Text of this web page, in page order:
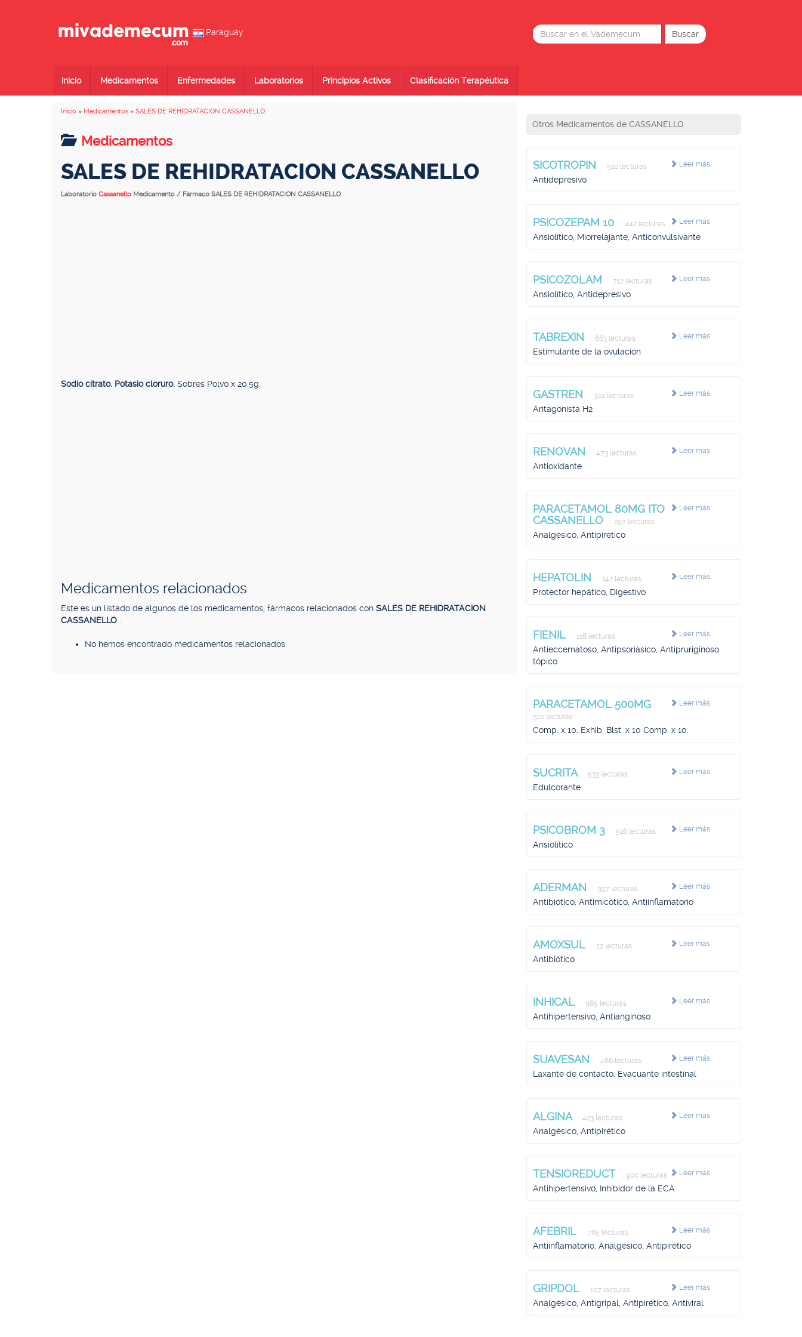
Paraguay
Inicio Medicamentos Enfermedades Laboratorios Principios Activos Clasificación Terapéutica
Inicio » Medicamentos » SALES DE REHIDRATACION CASSANELLO
Medicamentos
SALES DE REHIDRATACION CASSANELLO
Laboratorio Cassanello Medicamento / Fármaco SALES DE REHIDRATACION CASSANELLO
Sodio citrato. Potasio cloruro. Sobres Polvo x 20.5g.
Medicamentos relacionados
Este es un listado de algunos de los medicamentos, fármacos relacionados con SALES DE REHIDRATACION
CASSANELLO
No hemos encontrado medicamentos relacionados.
Otros Medicamentos de CASSANELLO
Leer más
SICOTROPIN 510 lecturas
Antidepresivo
Leer más
PSICOZEPAM 10 442 lecturas
Ansiolítico, Miorrelajante, Anticonvulsivante
Leer más
PSICOZOLAM 712 lecturas
Ansiolítico, Antidepresivo
Leer más
TABREXIN 663 lecturas
Estimulante de la ovulación
Leer más
GASTREN 324 lecturas
Antagonista H2
Leer más
RENOVAN 473 lecturas
Antioxidante
Leer más
PARACETAMOL 80MG ITO
CASSANELLO
297 lecturas
Analgésico, Antipirético
Leer más
HEPATOLIN 142 lecturas
Protector hepático, Digestivo
Leer más
FIENIL 118 lecturas
Antieccematoso, Antipsoriásico, Antipruriginoso
tópico
Leer más
PARACETAMOL 500MG
501 lecturas
Comp. x 10. Exhib. Blst. x 10 Comp. x 10.
Leer más
SUCRITA 533 lecturas
Edulcorante
Leer más
PSICOBROM 3 516 lecturas
Ansiolítico
Leer más
ADERMAN 397 lecturas
Antibiótico, Antimicótico, Antiinflamatorio
Leer más
AMOXSUL 22 lecturas
Antibiótico
Leer más
INHICAL 985 lecturas
Antihipertensivo, Antianginoso
Leer más
SUAVESAN 486 lecturas
Laxante de contacto, Evacuante intestinal
Leer más
ALGINA 423 lecturas
Analgésico, Antipirético
Leer más
TENSIOREDUCT 900 lecturas
Antihipertensivo, Inhibidor de la ECA
Leer más
AFEBRIL 765 lecturas
Antiinflamatorio, Analgésico, Antipirético
Leer más
GRIPDOL 107 lecturas
Analgésico, Antigripal, Antipirético, Antiviral